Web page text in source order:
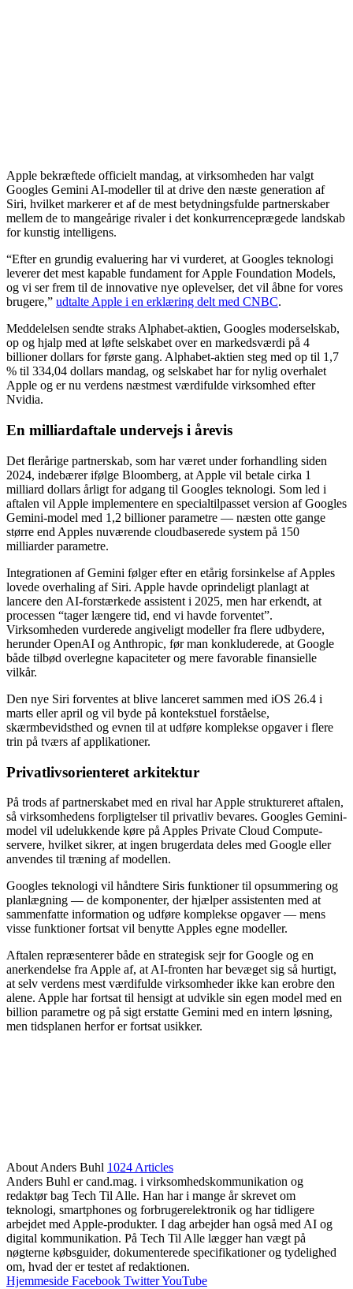
Apple bekræftede officielt mandag, at virksomheden har valgt
Googles Gemini AI-modeller til at drive den næste generation af
Siri, hvilket markerer et af de mest betydningsfulde partnerskaber
mellem de to mangeårige rivaler i det konkurrenceprægede landskab
for kunstig intelligens.
“Efter en grundig evaluering har vi vurderet, at Googles teknologi
leverer det mest kapable fundament for Apple Foundation Models,
og vi ser frem til de innovative nye oplevelser, det vil åbne for vores
brugere,” udtalte Apple i en erklæring delt med CNBC.
Meddelelsen sendte straks Alphabet-aktien, Googles moderselskab,
op og hjalp med at løfte selskabet over en markedsværdi på 4
billioner dollars for første gang. Alphabet-aktien steg med op til 1,7
% til 334,04 dollars mandag, og selskabet har for nylig overhalet
Apple og er nu verdens næstmest værdifulde virksomhed efter
Nvidia.
En milliardaftale undervejs i årevis
Det flerårige partnerskab, som har været under forhandling siden
2024, indebærer ifølge Bloomberg, at Apple vil betale cirka 1
milliard dollars årligt for adgang til Googles teknologi. Som led i
aftalen vil Apple implementere en specialtilpasset version af Googles
Gemini-model med 1,2 billioner parametre — næsten otte gange
større end Apples nuværende cloudbaserede system på 150
milliarder parametre.
Integrationen af Gemini følger efter en etårig forsinkelse af Apples
lovede overhaling af Siri. Apple havde oprindeligt planlagt at
lancere den AI-forstærkede assistent i 2025, men har erkendt, at
processen “tager længere tid, end vi havde forventet”.
Virksomheden vurderede angiveligt modeller fra flere udbydere,
herunder OpenAI og Anthropic, før man konkluderede, at Google
både tilbød overlegne kapaciteter og mere favorable finansielle
vilkår.
Den nye Siri forventes at blive lanceret sammen med iOS 26.4 i
marts eller april og vil byde på kontekstuel forståelse,
skærmbevidsthed og evnen til at udføre komplekse opgaver i flere
trin på tværs af applikationer.
Privatlivsorienteret arkitektur
På trods af partnerskabet med en rival har Apple struktureret aftalen,
så virksomhedens forpligtelser til privatliv bevares. Googles Gemini-
model vil udelukkende køre på Apples Private Cloud Compute-
servere, hvilket sikrer, at ingen brugerdata deles med Google eller
anvendes til træning af modellen.
Googles teknologi vil håndtere Siris funktioner til opsummering og
planlægning — de komponenter, der hjælper assistenten med at
sammenfatte information og udføre komplekse opgaver — mens
visse funktioner fortsat vil benytte Apples egne modeller.
Aftalen repræsenterer både en strategisk sejr for Google og en
anerkendelse fra Apple af, at AI-fronten har bevæget sig så hurtigt,
at selv verdens mest værdifulde virksomheder ikke kan erobre den
alene. Apple har fortsat til hensigt at udvikle sin egen model med en
billion parametre og på sigt erstatte Gemini med en intern løsning,
men tidsplanen herfor er fortsat usikker.
About Anders Buhl 1024 Articles
Anders Buhl er cand.mag. i virksomhedskommunikation og
redaktør bag Tech Til Alle. Han har i mange år skrevet om
teknologi, smartphones og forbrugerelektronik og har tidligere
arbejdet med Apple-produkter. I dag arbejder han også med AI og
digital kommunikation. På Tech Til Alle lægger han vægt på
nøgterne købsguider, dokumenterede specifikationer og tydelighed
om, hvad der er testet af redaktionen.
Hjemmeside Facebook TwitterYouTube